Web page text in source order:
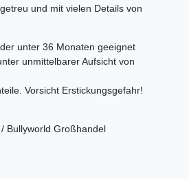
und mit vielen Details von
unter 36 Monaten geeignet
unmittelbarer Aufsicht von
Vorsicht Erstickungsgefahr!
Bullyworld Großhandel